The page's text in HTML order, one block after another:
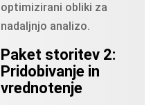
optimizirani obliki za
nadaljnjo analizo.
Paket storitev 2:
Pridobivanje in
vrednotenje